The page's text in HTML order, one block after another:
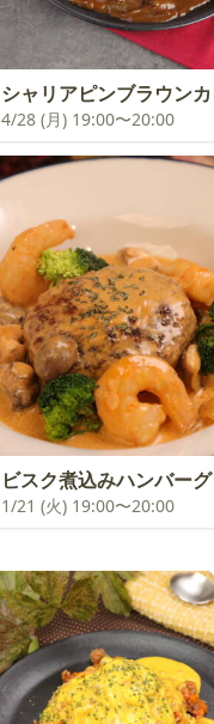
シャリアピンブラウン
4/28 (月) 19:00〜20:00
ビスク煮込みハンバーグ
1/21 (火) 19:00〜20:00